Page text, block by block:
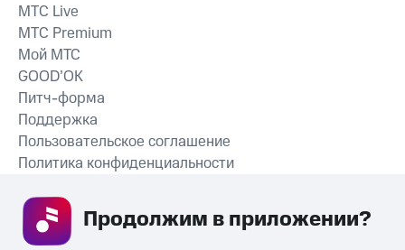
СКАЧАТЬ ПРИЛОЖЕНИЕ
MTС Live
MTС Premium
Мой МТС
GOOD’OK
Питч-форма
Поддержка
Пользовательское соглашение
Политика конфиденциальности